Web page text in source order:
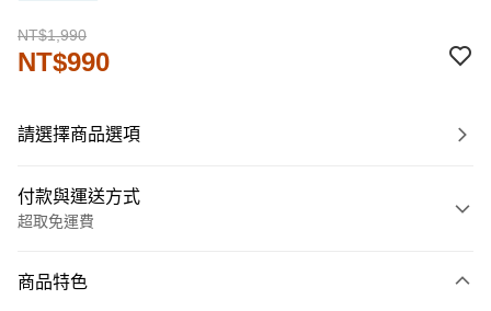
NT$1,990
NT$990
請選擇商品選項
付款與運送方式
超取免運費
信用卡一次付款
商品特色